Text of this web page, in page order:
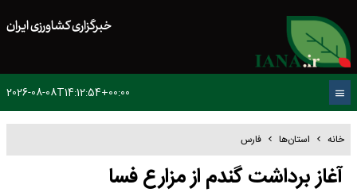
خبرگزاری کشاورزی ایران
2026-08-08T14:12:54+00:00
خانه استان‌ها فارس
آغاز برداشت گندم از مزارع فسا